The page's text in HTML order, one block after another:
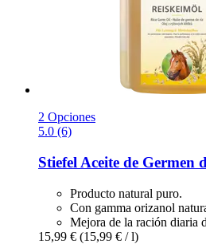
2 Opciones
5.0 (6)
Stiefel Aceite de Germen
Producto natural puro.
Con gamma orizanol
Mejora de la ración diaria
15,99 € (15,99 € / l)